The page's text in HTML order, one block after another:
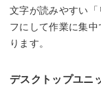
文字が読みやすい
フにして作業に集
ります。
デスクトップユニ